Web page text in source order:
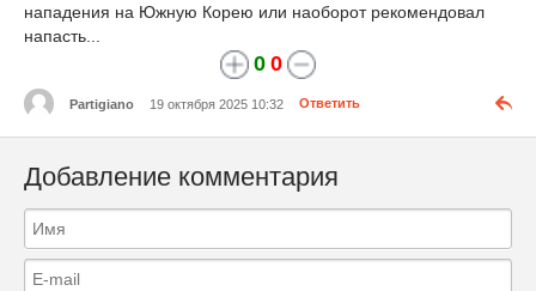
нападения на Южную Корею или наоборот рекомендовал
напасть...
0 0
Partigiano 19 октября 2025 10:32 Ответить
Добавление комментария